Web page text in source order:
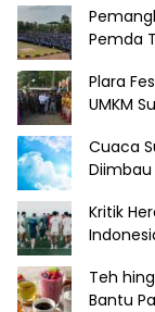
Pemda
Plara
UMKM
Cuaca
Kritik
Teh
Bantu